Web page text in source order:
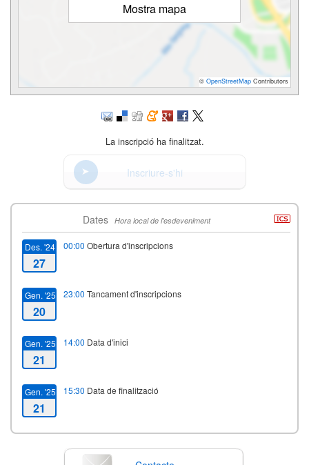
Mostra mapa
© OpenStreetMap Contributors
La inscripció ha finalitzat.
Inscriure-s'hi
Dates Hora local de l'esdeveniment
Des. '24
27
00:00 Obertura d'inscripcions
Gen. '25
20
23:00 Tancament d'inscripcions
Gen. '25
21
14:00 Data d'inici
Gen. '25
21
15:30 Data de finalització